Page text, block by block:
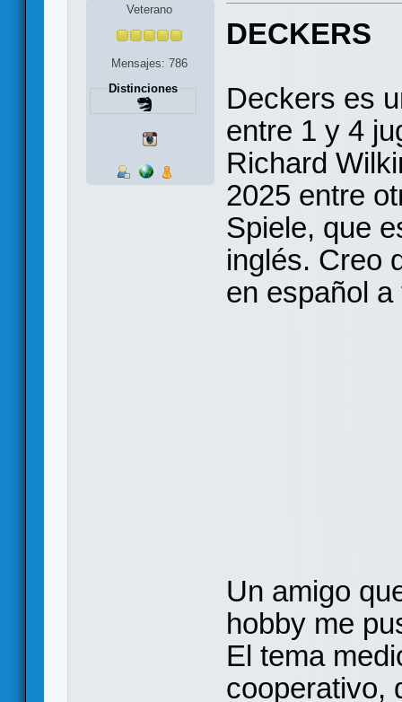
Veterano
Mensajes: 786
Distinciones
DECKERS
Deckers es
entre 1 y 4
Richard
2025 entre
Spiele, que
inglés. Creo
en español
Un amigo
hobby me
El tema
cooperativo,